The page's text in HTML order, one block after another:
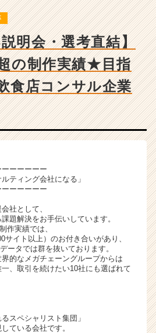
明会・選考直結】
の制作実績★目指
食店コンサル企業
ーーーーー
ティング会社になる」
ーーーーー
社として、
題解決をお手伝いしています。
作実績では、
サイト以上）のお付き合いがあり、
ータでは群を抜いております。
的なメガチェーングループからは
、取引を続けたい10社にも選ばれて
スペシャリスト集団」
ている会社です。